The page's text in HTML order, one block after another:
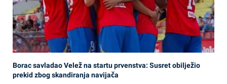
Borac savladao Velež na startu prvenstva: Susret obilježio
prekid zbog skandiranja navijača